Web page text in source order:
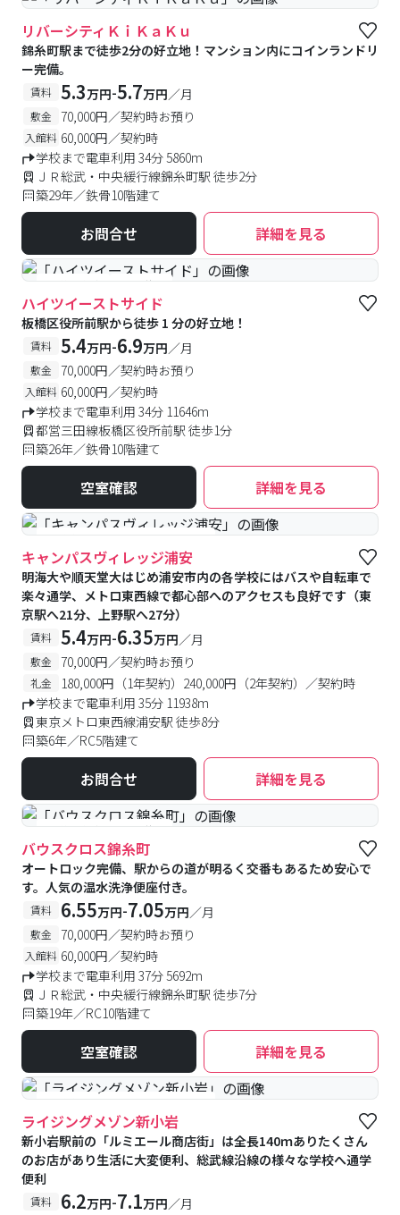
リバーシティＫｉＫａＫｕ
錦糸町駅まで徒歩2分の好立地！マンション内にコインランドリ
ー完備。
賃料 5.3万円-5.7万円／月
敷金 70,000円／契約時お預り
入館料 60,000円／契約時
学校まで電車利用 34分 5860m
ＪＲ総武・中央緩行線錦糸町駅 徒歩2分
築29年／鉄骨10階建て
お問合せ 詳細を見る
#予約受付中 #空室待ち
ハイツイーストサイド
板橋区役所前駅から徒歩 1 分の好立地！
賃料 5.4万円-6.9万円／月
敷金 70,000円／契約時お預り
入館料 60,000円／契約時
学校まで電車利用 34分 11646m
都営三田線板橋区役所前駅 徒歩1分
築26年／鉄骨10階建て
空室確認 詳細を見る
#食事付き #女性専用フロアあり
キャンパスヴィレッジ浦安
明海大や順天堂大はじめ浦安市内の各学校にはバスや自転車で
楽々通学、メトロ東西線で都心部へのアクセスも良好です（東
京駅へ21分、上野駅へ27分）
賃料 5.4万円-6.35万円／月
敷金 70,000円／契約時お預り
礼金
180,000円（1年契約）240,000円（2年契約）／契約時
学校まで電車利用 35分 11938m
東京メトロ東西線浦安駅 徒歩8分
築6年／RC5階建て
お問合せ 詳細を見る
#予約受付中 #空室待ち
バウスクロス錦糸町
オートロック完備、駅からの道が明るく交番もあるため安心で
す。人気の温水洗浄便座付き。
賃料 6.55万円-7.05万円／月
敷金 70,000円／契約時お預り
入館料 60,000円／契約時
学校まで電車利用 37分 5692m
ＪＲ総武・中央緩行線錦糸町駅 徒歩7分
築19年／RC10階建て
空室確認 詳細を見る
#食事付き #女性専用フロアあり
ライジングメゾン新小岩
新小岩駅前の「ルミエール商店街」は全長140ｍありたくさん
のお店があり生活に大変便利、総武線沿線の様々な学校へ通学
便利
賃料 6.2万円-7.1万円／月